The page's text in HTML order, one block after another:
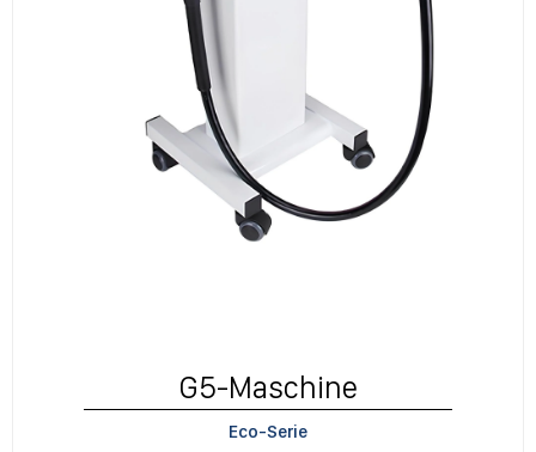
G5-Maschine
Eco-Serie